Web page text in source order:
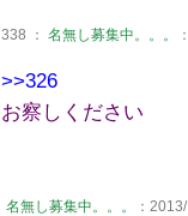
338 ： 名無し募集中。。。
>>326
お察しください
名無し募集中。。。 ：